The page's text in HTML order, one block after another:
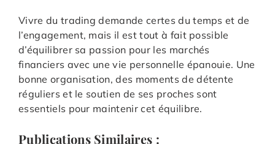
Vivre du trading demande certes du temps et de
l’engagement, mais il est tout à fait possible
d’équilibrer sa passion pour les marchés
financiers avec une vie personnelle épanouie. Une
bonne organisation, des moments de détente
réguliers et le soutien de ses proches sont
essentiels pour maintenir cet équilibre.
Publications Similaires :